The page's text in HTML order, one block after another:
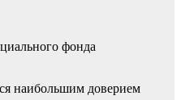
фонда
наибольшим доверием